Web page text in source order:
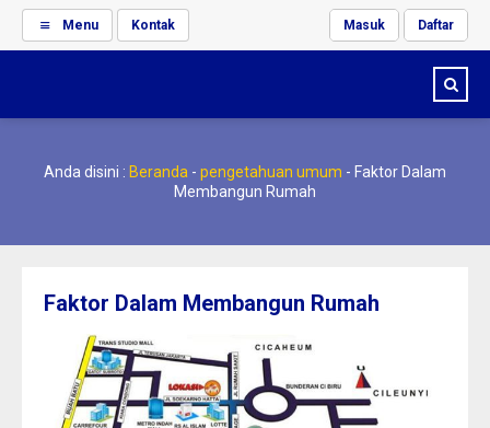
Menu Kontak Masuk Daftar
Anda disini : Beranda - pengetahuan umum - Faktor Dalam
Membangun Rumah
Faktor Dalam Membangun Rumah